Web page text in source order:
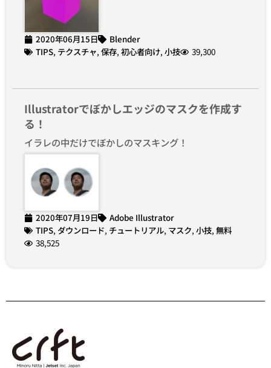
2020年06月15日
Blender
TIPS, テクスチャ, 保存, 初心者向け, 小技 39,300
Illustratorでぼかしエッジのマスクを作成す
る！
イラレの中だけでぼかしのマスキング！
2020年07月19日
Adobe Illustrator
TIPS, ダウンロード, チュートリアル, マスク, 小技, 無料
38,525